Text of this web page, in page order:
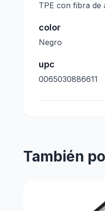
TPE con fibra de
color
Negro
upc
0065030886611
También